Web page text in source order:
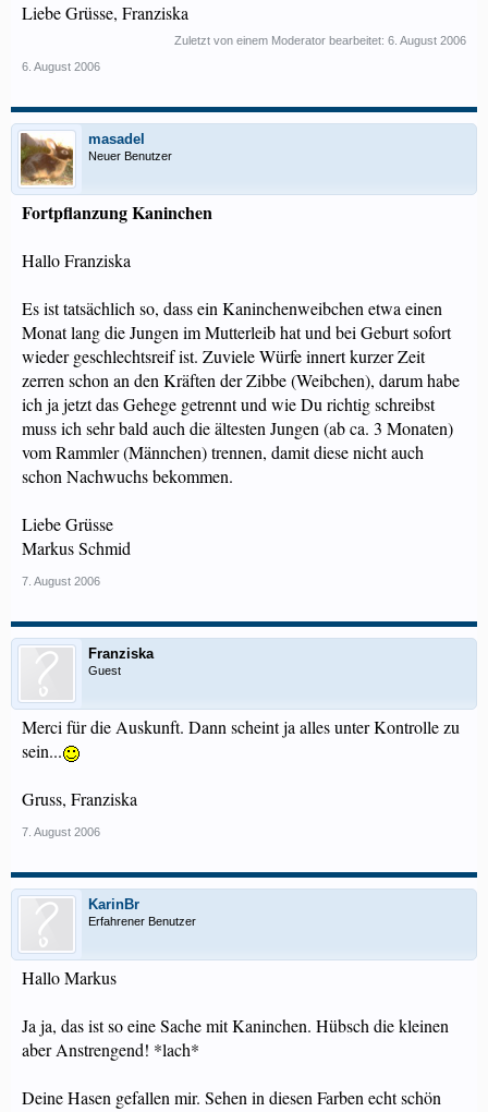
Liebe Grüsse, Franziska
Zuletzt von einem Moderator bearbeitet: 6. August 2006
6. August 2006
masadel
Neuer Benutzer
Fortpflanzung Kaninchen
Hallo Franziska
Es ist tatsächlich so, dass ein Kaninchenweibchen etwa einen
Monat lang die Jungen im Mutterleib hat und bei Geburt sofort
wieder geschlechtsreif ist. Zuviele Würfe innert kurzer Zeit
zerren schon an den Kräften der Zibbe (Weibchen), darum habe
ich ja jetzt das Gehege getrennt und wie Du richtig schreibst
muss ich sehr bald auch die ältesten Jungen (ab ca. 3 Monaten)
vom Rammler (Männchen) trennen, damit diese nicht auch
schon Nachwuchs bekommen.
Liebe Grüsse
Markus Schmid
7. August 2006
Franziska
Guest
Merci für die Auskunft. Dann scheint ja alles unter Kontrolle zu
sein...
Gruss, Franziska
7. August 2006
KarinBr
Erfahrener Benutzer
Hallo Markus
Ja ja, das ist so eine Sache mit Kaninchen. Hübsch die kleinen
aber Anstrengend! *lach*
Deine Hasen gefallen mir. Sehen in diesen Farben echt schön